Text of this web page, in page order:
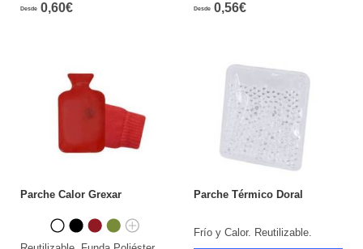
Desde 0,60€ Desde 0,56€
Parche Calor Grexar Parche Térmico Doral
Frío y Calor. Reutilizable.